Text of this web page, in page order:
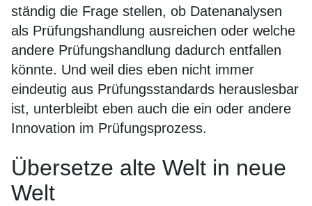
ständig die Frage stellen, ob Datenanalysen
als Prüfungshandlung ausreichen oder welche
andere Prüfungshandlung dadurch entfallen
könnte. Und weil dies eben nicht immer
eindeutig aus Prüfungsstandards herauslesbar
ist, unterbleibt eben auch die ein oder andere
Innovation im Prüfungsprozess.
Übersetze alte Welt in neue
Welt